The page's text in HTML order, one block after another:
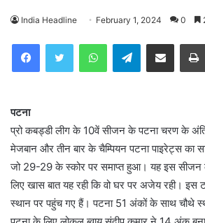
India Headline February 1, 2024 0
WhatsAppTelegramShare via Email
पटना
प्रो कबड्डी लीग के 10वें सीजन के पटना चरण के
मेजबान और तीन बार के चैम्पियन पटना पाइरेट्स
जो 29-29 के स्कोर पर समाप्त हुआ। यह इस सीजन
लिए खास बात यह रही कि वो घर पर अजेय रही।
स्थान पर पहुंच गए हैं। पटना 51 अंकों के साथ चौथे